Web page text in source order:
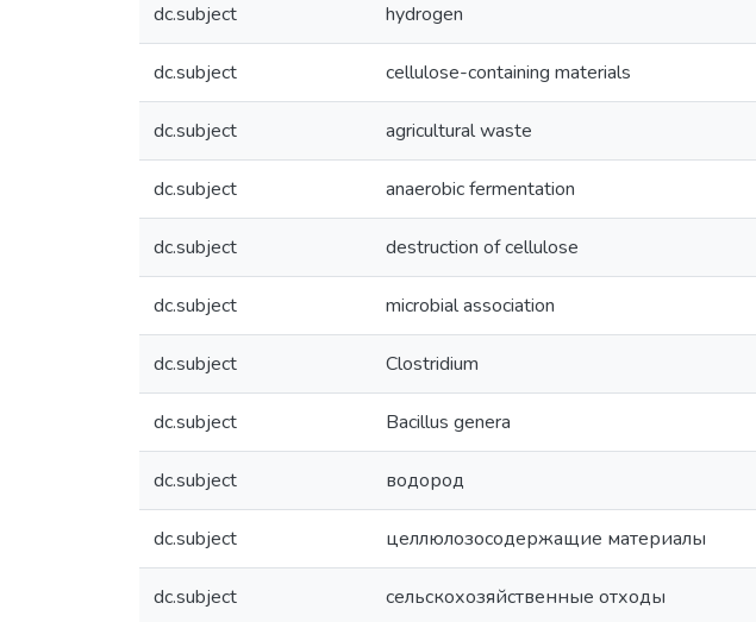
dc.subject hydrogen
dc.subject cellulose-containing materials
dc.subject agricultural waste
dc.subject anaerobic fermentation
dc.subject destruction of cellulose
dc.subject microbial association
dc.subject Clostridium
dc.subject Bacillus genera
dc.subject водород
dc.subject целлюлозосодержащие материалы
dc.subject сельскохозяйственные отходы